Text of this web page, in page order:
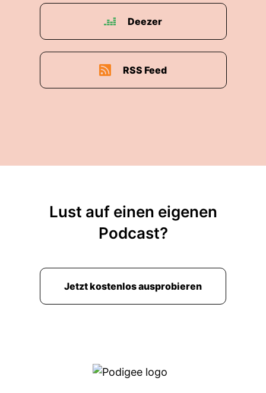
Deezer
RSS Feed
Lust auf einen eigenen
Podcast?
Jetzt kostenlos ausprobieren